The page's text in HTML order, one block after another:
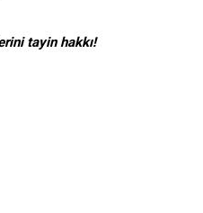
tayin hakkı!